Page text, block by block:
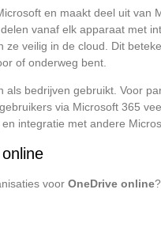
en maakt deel uit van
vanaf elk apparaat met
ze veilig in de cloud. Dit
of onderweg bent.
als bedrijven gebruikt. Voor
via Microsoft 365
integratie met andere
voor OneDrive online